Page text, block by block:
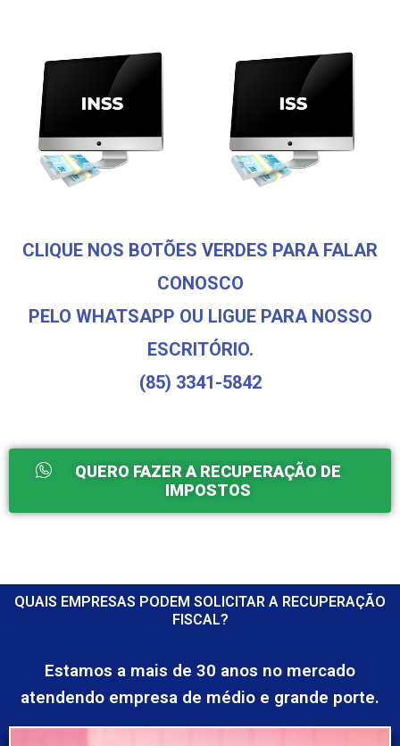
CLIQUE NOS BOTÕES VERDES PARA FALAR
CONOSCO
PELO WHATSAPP OU LIGUE PARA NOSSO
ESCRITÓRIO.
(85) 3341-5842
QUERO FAZER A RECUPERAÇÃO DE
IMPOSTOS
QUAIS EMPRESAS PODEM SOLICITAR A RECUPERAÇÃO
FISCAL?
Estamos a mais de 30 anos no mercado
atendendo empresa de médio e grande porte.